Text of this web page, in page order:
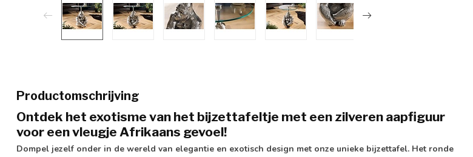
Productomschrijving
Ontdek het exotisme van het bijzettafeltje met een zilveren aapfiguur
voor een vleugje Afrikaans gevoel!
Dompel jezelf onder in de wereld van elegantie en exotisch design met onze unieke bijzettafel. Het ronde